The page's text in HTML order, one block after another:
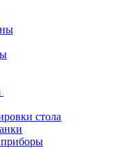
стола